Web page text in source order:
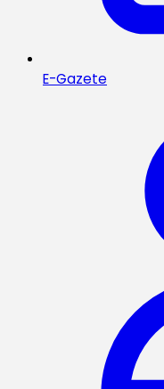
E-Gazete